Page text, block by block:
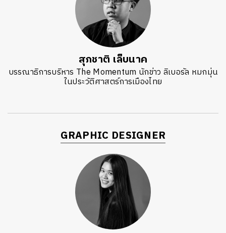
สุภชาติ เล็บนาค
บรรณาธิการบริหาร The Momentum นักข่าว ลิเบอรัล หมกมุ่น
ในประวัติศาสตร์การเมืองไทย
GRAPHIC DESIGNER